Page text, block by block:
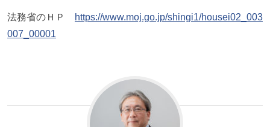
法務省のＨＰ
https://www.moj.go.jp/shingi1/housei02_003
007_00001